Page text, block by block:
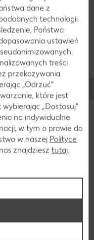
Dodać
solą, pieprzem i
w kostkę, dodać
sokiem
Posypać
dane z
technologii.
Państwa
ustawień
treści
przekazywania
„Odrzuć“
które jest
„Dostosuj”
na indywidualne
w tym o prawie do
w naszej Polityce
znajdziesz tutaj.